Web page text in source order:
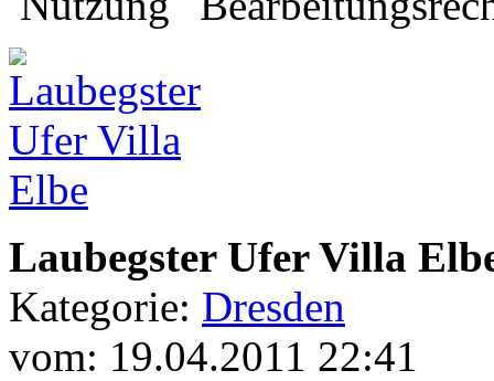
Laubegster Ufer Villa
Kategorie: Dresden
vom: 19.04.2011 22:41